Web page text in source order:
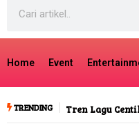
Home Event
TRENDING Tren Lagu